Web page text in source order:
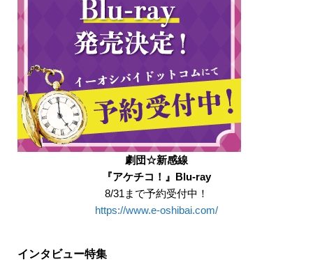
劇団☆新感線
『アケチコ！』Blu-ray
8/31まで予約受付中！
https://www.e-oshibai.com/
インタビュー特集